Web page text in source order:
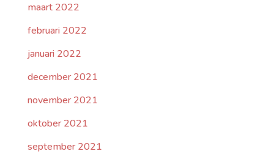
maart 2022
februari 2022
januari 2022
december 2021
november 2021
oktober 2021
september 2021